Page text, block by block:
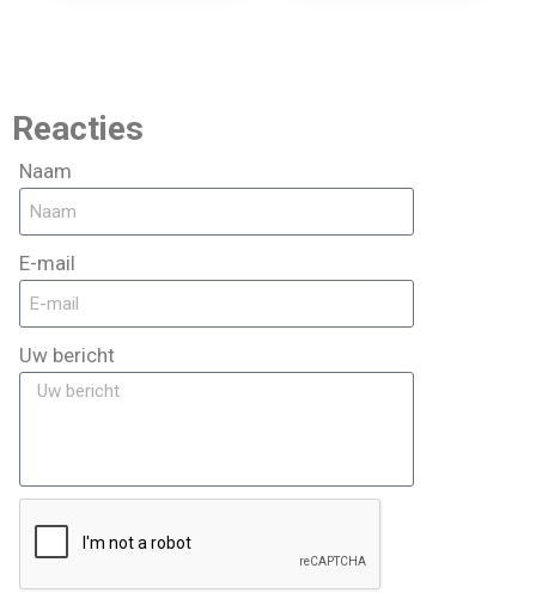
Reacties
Naam
E-mail
Uw bericht